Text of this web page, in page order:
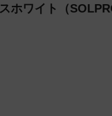
ホワイト（